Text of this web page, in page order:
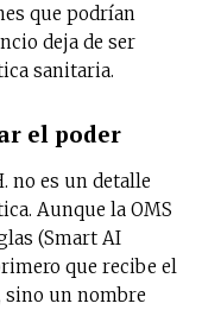
que podrían
deja de ser
sanitaria.
el poder
no es un detalle
Aunque la OMS
(Smart AI
que recibe el
sino un nombre